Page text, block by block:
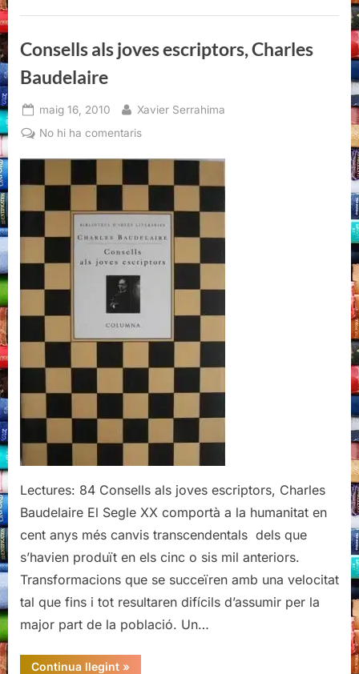
Manning”
Consells als joves escriptors, Charles
Baudelaire
Posted
on
maig 16, 2010 By
Xavier Serrahima
No hi ha comentarisa
joves
Charles
Baudelaire
Lectures: 84 Consells als joves escriptors, Charles
Baudelaire El Segle XX comportà a la humanitat en
cent anys més canvis transcendentals dels que
s’havien produït en els cinc o sis mil anteriors.
Transformacions que se succeïren amb una velocitat
tal que fins i tot resultaren difícils d’assumir per la
major part de la població. Un…
Continua llegint“Consells
»